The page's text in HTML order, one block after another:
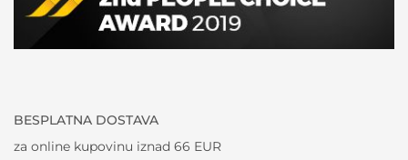
BESPLATNA DOSTAVA
za online kupovinu iznad 66 EUR